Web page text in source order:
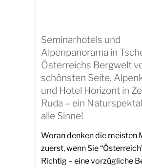
Seminarhotels und
Alpenpanorama in
Österreichs Bergwelt
schönsten Seite.
und Hotel Horizont in
Ruda – ein
alle Sinne!
Woran denken die meisten
zuerst, wenn Sie
Richtig – eine vorzügliche